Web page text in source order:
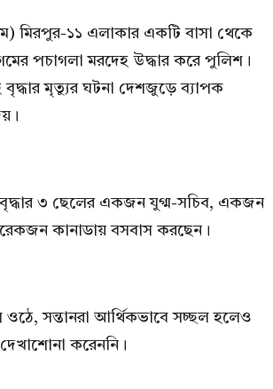
মিরপুর-১১ এলাকার একটি বাসা থেকে
পচাগলা মরদেহ উদ্ধার করে পুলিশ।
মৃত্যুর ঘটনা দেশজুড়ে ব্যাপক
৩ ছেলের একজন যুগ্ম-সচিব, একজন
কানাডায় বসবাস করছেন।
সন্তানরা আর্থিকভাবে সচ্ছল হলেও
করেননি।